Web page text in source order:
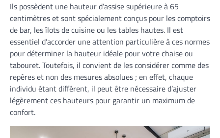
Ils possèdent une hauteur d’assise supérieure à 65
centimètres et sont spécialement conçus pour les comptoirs
de bar, les îlots de cuisine ou les tables hautes. Il est
essentiel d’accorder une attention particulière à ces normes
pour déterminer la hauteur idéale pour votre chaise ou
tabouret. Toutefois, il convient de les considérer comme des
repères et non des mesures absolues ; en effet, chaque
individu étant différent, il peut être nécessaire d’ajuster
légèrement ces hauteurs pour garantir un maximum de
confort.